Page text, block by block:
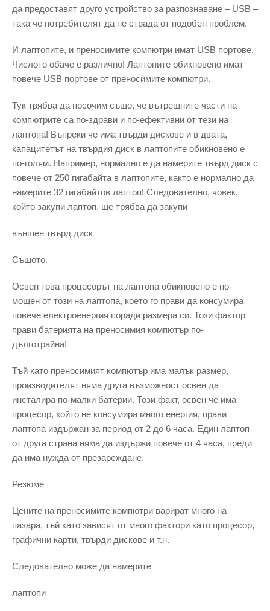
да предоставят друго устройство за разпознаване – USB –
така че потребителят да не страда от подобен проблем.
И лаптопите, и преносимите компютри имат USB портове.
Числото обаче е различно! Лаптопите обикновено имат
повече USB портове от преносимите компютри.
Тук трябва да посочим също, че вътрешните части на
компютрите са по-здрави и по-ефективни от тези на
лаптопа! Въпреки че има твърди дискове и в двата,
капацитетът на твърдия диск в лаптопите обикновено е
по-голям. Например, нормално е да намерите твърд диск с
повече от 250 гигабайта в лаптопите, както е нормално да
намерите 32 гигабайтов лаптоп! Следователно, човек,
който закупи лаптоп, ще трябва да закупи
външен твърд диск
Същото.
Освен това процесорът на лаптопа обикновено е по-
мощен от този на лаптопа, което го прави да консумира
повече електроенергия поради размера си. Този фактор
прави батерията на преносимия компютър по-
дълготрайна!
Тъй като преносимият компютър има малък размер,
производителят няма друга възможност освен да
инсталира по-малки батерии. Този факт, освен че има
процесор, който не консумира много енергия, прави
лаптопа издържан за период от 2 до 6 часа. Един лаптоп
от друга страна няма да издържи повече от 4 часа, преди
да има нужда от презареждане.
Резюме
Цените на преносимите компютри варират много на
пазара, тъй като зависят от много фактори като процесор,
графични карти, твърди дискове и т.н.
Следователно може да намерите
лаптопи